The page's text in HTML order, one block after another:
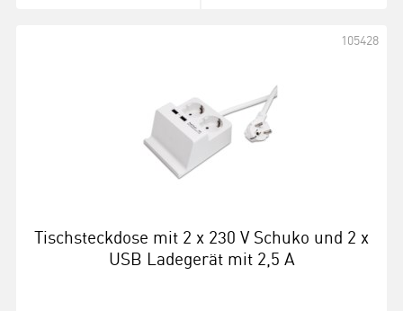
Tischsteckdose mit 2 x 230 V Schuko und 2 x
USB Ladegerät mit 2,5 A
105428